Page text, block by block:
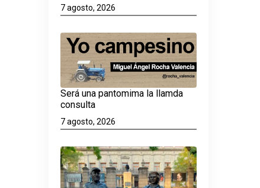
7 agosto, 2026
Será una pantomima la llamda
consulta
7 agosto, 2026